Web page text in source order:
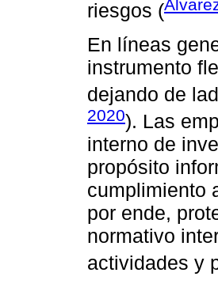
riesgos (
En líneas
instrumento
dejando de
2020). Las
interno de
propósito
cumplimiento
por ende,
normativo
actividades y